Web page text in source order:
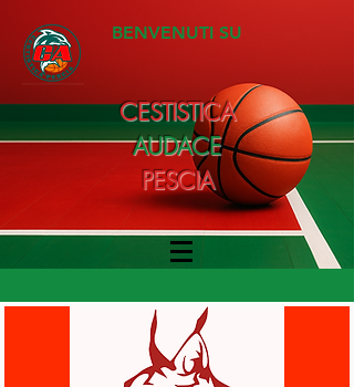
BENVENUTI SU
CESTISTICA
AUDACE
PESCIA